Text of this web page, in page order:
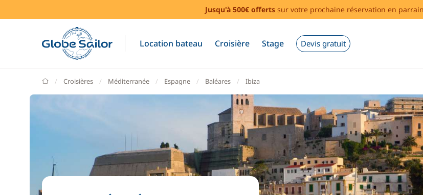
Jusqu'à 500€ offerts sur votre prochaine réservation en
Location bateau Croisière Stage Devis gratuit
GlobeSailor
Croisières Méditerranée Espagne Baléares Ibiza